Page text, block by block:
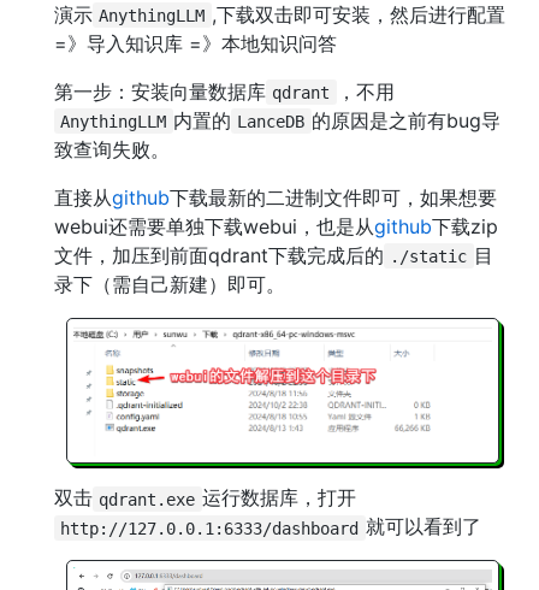
演示 AnythingLLM ,下载双击即可安装，然后进行配置
=》导入知识库 =》本地知识问答
第一步：安装向量数据库 qdrant ，不用
AnythingLLM 内置的 LanceDB 的原因是之前有bug导
致查询失败。
直接从github下载最新的二进制文件即可，如果想要
webui还需要单独下载webui，也是从github下载zip
文件，加压到前面qdrant下载完成后的 ./static 目
录下（需自己新建）即可。
双击 qdrant.exe 运行数据库，打开
http://127.0.0.1:6333/dashboard 就可以看到了